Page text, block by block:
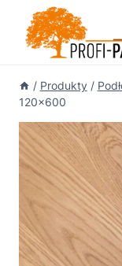
Przejdź
treści
/ Produkty /
120×600